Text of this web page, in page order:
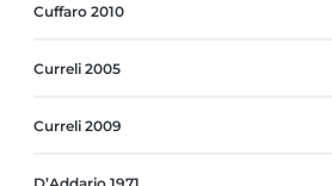
Cuffaro 2010
Curreli 2005
Curreli 2009